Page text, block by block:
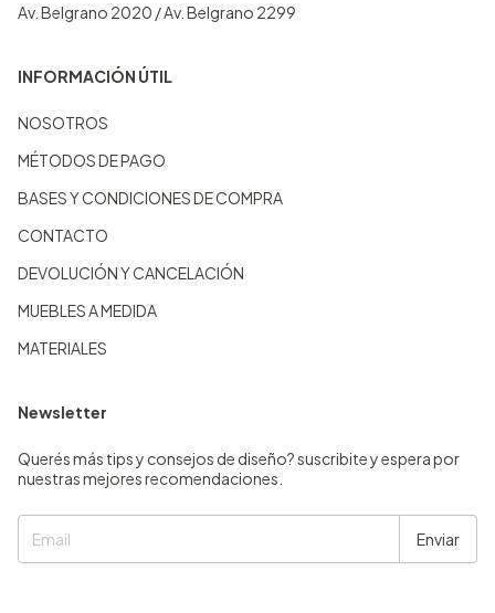
Av. Belgrano 2020 / Av. Belgrano 2299
INFORMACIÓN ÚTIL
NOSOTROS
MÉTODOS DE PAGO
BASES Y CONDICIONES DE COMPRA
CONTACTO
DEVOLUCIÓN Y CANCELACIÓN
MUEBLES A MEDIDA
MATERIALES
Newsletter
Querés más tips y consejos de diseño? suscribite y espera por
nuestras mejores recomendaciones.